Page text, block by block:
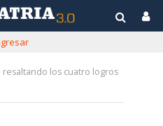
los cuatro logros